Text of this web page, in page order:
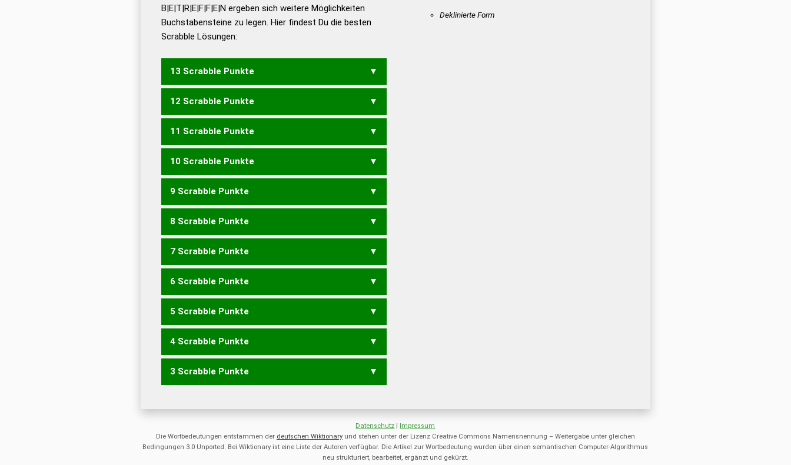
Duden – Die deutsche Grammatik
Duden – Deutsches
Universalwörterbuch
B|E|T|R|E|F|F|E|N ergeben sich weitere Möglichkeiten
Buchstabensteine zu legen. Hier findest Du die besten
Scrabble Lösungen:
13 Scrabble Punkte
REFFTEN
12 Scrabble Punkte
REFFET REFFTE
11 Scrabble Punkte
EFFET NEFFE REFFT FEBERN
10 Scrabble Punkte
FEBER
9 Scrabble Punkte
BERENTE ENTERBE ERBETEN
8 Scrabble Punkte
FERNE FETEN BEEREN
BRENTE EBENER EBNETE ENTERB ERBETE ERBTEN
7 Scrabble Punkte
FEEN FEET FERN FETE
BETER BRENT EBENE EBERN EBERT EBNET ERBEN
ERBET ERBTE REBEN
6 Scrabble Punkte
FEE BEET BENE BERN
ERBT REBE ENTERE ENTREE TEEREN
5 Scrabble Punkte
BEN ERB ENTER ENTRE TERNE
4 Scrabble Punkte
ENTE EREN ERNT NEER
3 Scrabble Punkte
Deklinierte Form
Datenschutz | Impressum
Die Wortbedeutungen entstammen der deutschen Wiktionaryund stehen unter der Lizenz Creative Commons Namensnennung – Weitergabe unter gleichen
Bedingungen 3.0 Unported. Bei Wiktionary ist eine Liste der Autoren verfügbar. Die Artikel zur Wortbedeutung wurden über einen semantischen Computer-Algorithmus
neu strukturiert, bearbeitet, ergänzt und gekürzt.